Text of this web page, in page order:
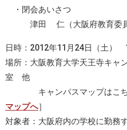
・閉会あいさつ
津田 仁（大阪府教育委員
日時：2012年11月24日（土）
場所：大阪教育大学天王寺キ
室 他
キャンパスマップはこち
マップへ］
対象者：大阪府内の学校に勤務